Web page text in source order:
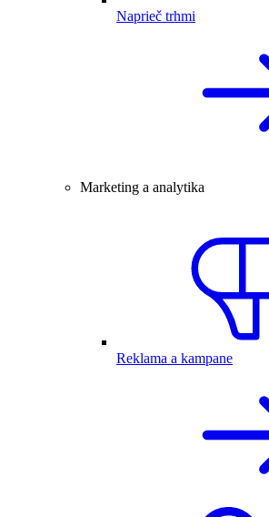
Naprieč trhmi
Marketing a analytika
Reklama a kampane